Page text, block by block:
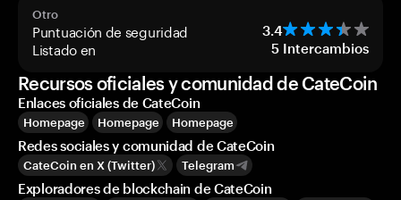
Otro
Puntuación de seguridad 3.4
Listado en 5 Intercambios
Recursos oficiales y comunidad de CateCoin
Enlaces oficiales de CateCoin
Homepage Homepage Homepage
Redes sociales y comunidad de CateCoin
CateCoin en X (Twitter) Telegram
Exploradores de blockchain de CateCoin